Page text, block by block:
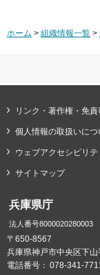
ホーム > 組織情報一覧 >
リンク・著作権・免責
個人情報の取扱いにつ
ウェブアクセシビリテ
サイトマップ
兵庫県庁
法人番号8000020280003
〒650-8567
兵庫県神戸市中央区下
電話番号： 078-341-